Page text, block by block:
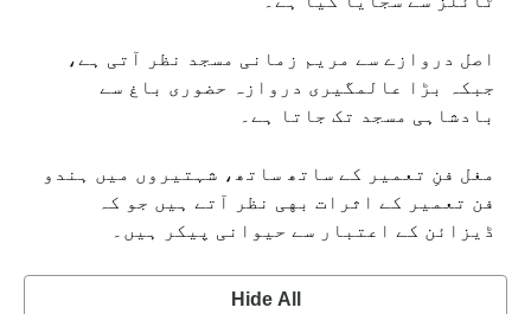
اصل دروازے سے مریم زمانی مسجد نظر آتی ہے،
جبکہ بڑا عالمگیری دروازہ حضوری باغ سے
بادشاہی مسجد تک جاتا ہے۔
مغل فنِ تعمیر کے ساتھ ساتھ، شہتیروں میں ہندو
فن تعمیر کے اثرات بهی نظر آتے ہیں جو کہ
ڈیزائن کے اعتبار سے حیوانی پیکر ہیں۔
Hide All